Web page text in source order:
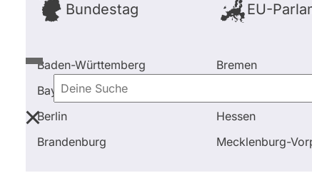
Bundestag EU-
Baden-Württemberg
Bayern
Berlin
Brandenburg
Bremen
Hessen
Mecklenburg-
Deine
Suche
Startseite Alle Fragen und Antworten bei